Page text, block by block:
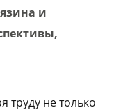
и
труду не только